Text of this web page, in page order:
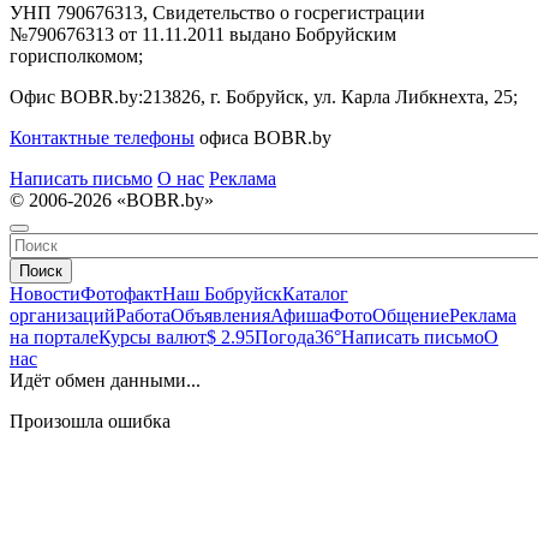
УНП 790676313, Свидетельство о госрегистрации
№790676313 от 11.11.2011 выдано Бобруйским
горисполкомом;
Офис BOBR.by:213826, г. Бобруйск, ул. Карла Либкнехта, 25;
Контактные телефоны офиса BOBR.by
Написать письмо О нас Реклама
© 2006-2026 «BOBR.by»
Поиск
НовостиФотофактНаш БобруйскКаталог
организацийРаботаОбъявленияАфишаФотоОбщениеРеклама
на порталеКурсы валют$ 2.95Погода36°Написать письмоО
нас
Идёт обмен данными...
Произошла ошибка